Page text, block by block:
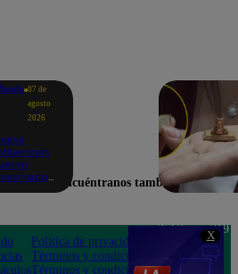
X
07 de
agosto
2026
Cártel de
Encuéntranos también en
Política de privacidad
Términos y condiciones
Términos y condiciones
Teléfono: 219
Av. San